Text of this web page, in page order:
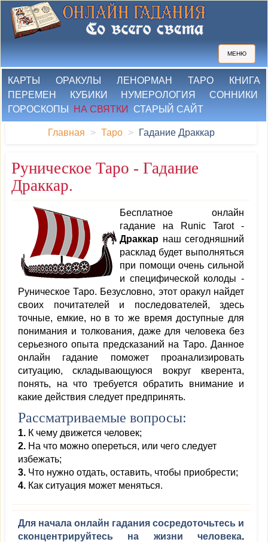
МЕНЮ
КАРТЫ ОРАКУЛЫ ЛЕНОРМАН ТАРО
КНИГА
ПЕРЕМЕН
КУБИКИ НУМЕРОЛОГИЯ
СОННИКИ
ГОРОСКОПЫ
НА СВЯТКИ СТАРЫЙ САЙТ
Главная Таро Гадание Драккар
Руническое Таро - Гадание
Драккар.
Бесплатное онлайн
гадание на Runic Tarot -
Драккар наш сегодняшний
расклад будет выполняться
при помощи очень сильной
и специфической колоды -
Руническое Таро. Безусловно, этот оракул найдет
своих почитателей и последователей, здесь
точные, емкие, но в то же время доступные для
понимания и толкования, даже для человека без
серьезного опыта предсказаний на Таро. Данное
онлайн гадание поможет проанализировать
ситуацию, складывающуюся вокруг кверента,
понять, на что требуется обратить внимание и
какие действия следует предпринять.
Рассматриваемые вопросы:
1. К чему движется человек;
2. На что можно опереться, или чего следует
избежать;
3. Что нужно отдать, оставить, чтобы приобрести;
4. Как ситуация может меняться.
Для начала онлайн гадания сосредоточьтесь и
сконцентрируйтесь на жизни человека.